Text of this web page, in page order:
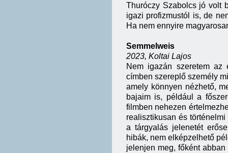
Thuróczy Szabolcs jó volt
igazi profizmustól is, de
Ha nem ennyire
Semmelweis
2023, Koltai Lajos
Nem igazán szeretem
címben szereplő személy
amely könnyen nézhető,
bajaim is, például a
filmben nehezen
realisztikusan és
a tárgyalás jelenetét
hibák, nem elképzelhető
jelenjen meg, főként